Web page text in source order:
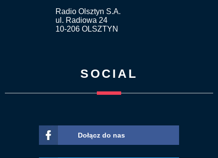
Radio Olsztyn S.A.
ul. Radiowa 24
10-206 OLSZTYN
SOCIAL
Dołącz do nas